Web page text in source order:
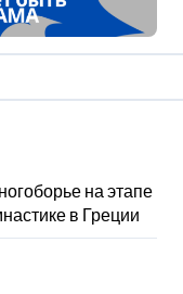
на этапе
в Греции